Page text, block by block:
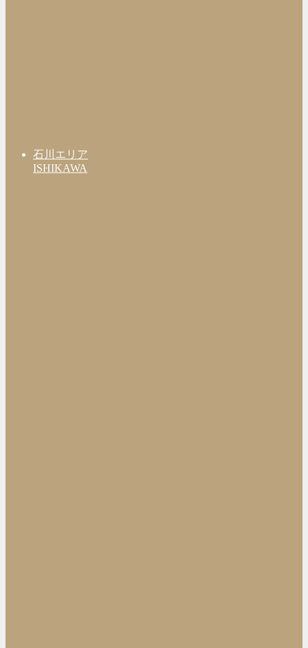
石川エリア
ISHIKAWA